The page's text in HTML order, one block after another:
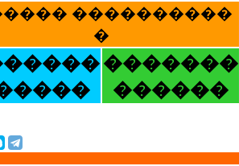
����������
�
�������
������